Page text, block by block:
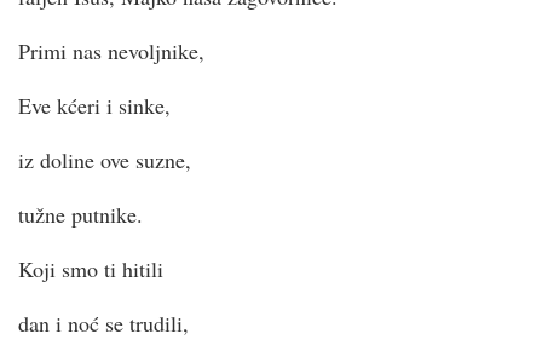
Primi nas nevoljnike,
Eve kćeri i sinke,
iz doline ove suzne,
tužne putnike.
Koji smo ti hitili
dan i noć se trudili,